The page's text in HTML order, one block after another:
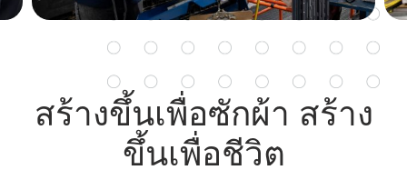
สร้างขึ้นเพื่อซักผ้า สร้าง
ขึ้นเพื่อชีวิต